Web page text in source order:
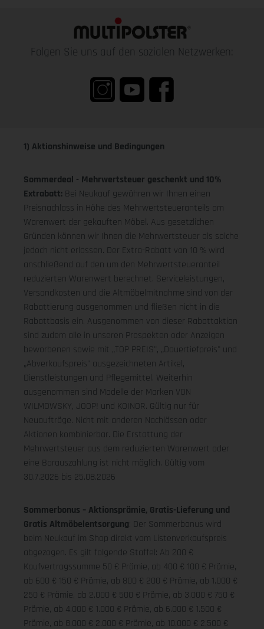
Folgen Sie uns auf den sozialen Netzwerken:
1) Aktionshinweise und Bedingungen
Sommerdeal - Mehrwertsteuer geschenkt und 10%
Extrabatt: Bei Neukauf gewähren wir Ihnen einen
Preisnachlass in Höhe des Mehrwertsteueranteils am
Warenwert der gekauften Möbel. Aus gesetzlichen
Gründen können wir Ihnen die Mehrwertsteuer als solche
jedoch nicht erlassen. Der Extra-Rabatt von 10 % wird
anschließend auf den um den Mehrwertsteueranteil
reduzierten Warenwert berechnet. Serviceleistungen,
Versandkosten und die Altmöbelmitnahme sind von der
Rabattierung ausgenommen und fließen nicht in die
Rabattbasis ein. Ausgenommen von dieser Rabattaktion
sind zudem alle in unseren Prospekten oder Anzeigen
beworbenen sowie mit „TOP PREIS", „Dauertiefpreis" und
„Abverkaufspreis" ausgezeichneten Artikel,
Dienstleistungen und Pflegemittel. Weiterhin
ausgenommen sind Modelle der Marken VON
WILMOWSKY, JOOP! und KOINOR. Gültig nur für
Neuaufträge. Nicht mit anderen Nachlässen oder
Aktionen kombinierbar. Die Erstattung der
Mehrwertsteuer aus dem reduzierten Warenwert oder
eine Barauszahlung ist nicht möglich. Gültig vom
30.7.2026 bis 25.08.2026
Sommerbonus – Aktionsprämie, Gratis-Lieferung und
Gratis Altmöbelentsorgung: Der Sommerbonus wird
beim Neukauf im Shop direkt vom Listenverkaufspreis
abgezogen. Es gilt folgende Staffel: Ab 200 €
Kaufvertragssumme 50 € Prämie, ab 400 € 100 € Prämie,
ab 600 € 150 € Prämie, ab 800 € 200 € Prämie, ab 1.000 €
250 € Prämie, ab 2.000 € 500 € Prämie, ab 3.000 € 750 €
Prämie, ab 4.000 € 1.000 € Prämie, ab 6.000 € 1.500 €
Prämie, ab 8.000 € 2.000 € Prämie, ab 10.000 € 2.500 €